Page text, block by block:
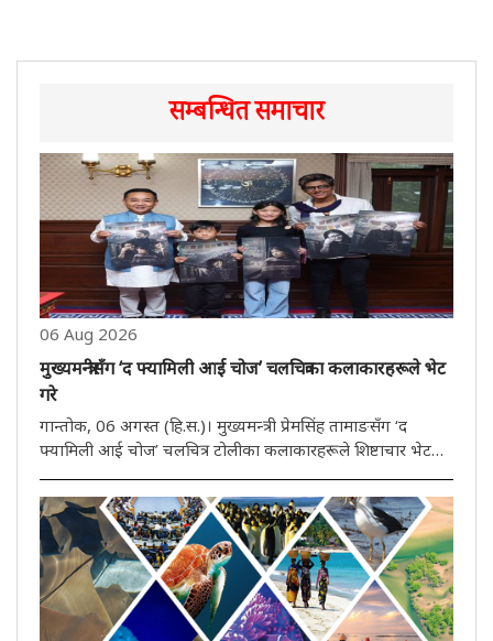
सम्बन्धित समाचार
06 Aug 2026
मुख्यमन्त्रीसँग ‘द फ्यामिली आई चोज’ चलचित्रका कलाकारहरूले भेट
गरे
गान्तोक, 06 अगस्त (हि.स.)। मुख्यमन्त्री प्रेमसिंह तामाङसँग ‘द
फ्यामिली आई चोज’ चलचित्र टोलीका कलाकारहरूले शिष्टाचार भेट
गरे। मुख्यमन्त्रीले चलचित्र टोलीलाई यस अर्थपूर्ण सिनेमाटिक यात्राको
शुभारम्भका अवसरमा हार्दिक बधाई तथा सफलताको शुभकामना
व्यक्त ..